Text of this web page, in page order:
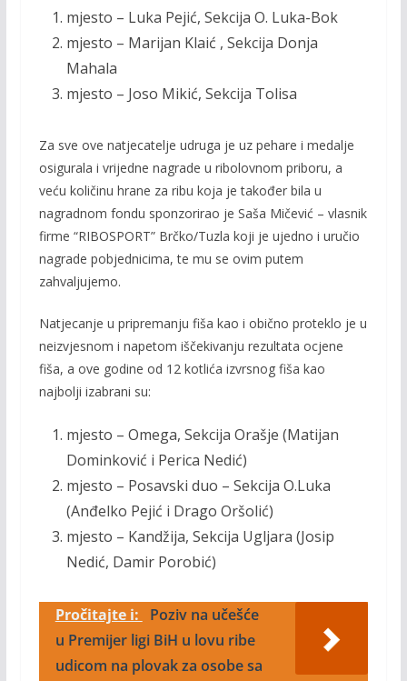
mjesto – Luka Pejić, Sekcija O. Luka-Bok
mjesto – Marijan Klaić , Sekcija Donja
Mahala
mjesto – Joso Mikić, Sekcija Tolisa
Za sve ove natjecatelje udruga je uz pehare i medalje
osigurala i vrijedne nagrade u ribolovnom priboru, a
veću količinu hrane za ribu koja je također bila u
nagradnom fondu sponzorirao je Saša Mičević – vlasnik
firme “RIBOSPORT” Brčko/Tuzla koji je ujedno i uručio
nagrade pobjednicima, te mu se ovim putem
zahvaljujemo.
Natjecanje u pripremanju fiša kao i obično proteklo je u
neizvjesnom i napetom iščekivanju rezultata ocjene
fiša, a ove godine od 12 kotlića izvrsnog fiša kao
najbolji izabrani su:
mjesto – Omega, Sekcija Orašje (Matijan
Dominković i Perica Nedić)
mjesto – Posavski duo – Sekcija O.Luka
(Anđelko Pejić i Drago Oršolić)
mjesto – Kandžija, Sekcija Ugljara (Josip
Nedić, Damir Porobić)
Pročitajte i:
Poziv na učešće
u Premijer ligi BiH u lovu ribe
udicom na plovak za osobe sa